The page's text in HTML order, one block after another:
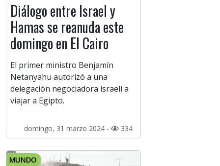
Diálogo entre Israel y
Hamas se reanuda este
domingo en El Cairo
El primer ministro Benjamín
Netanyahu autorizó a una
delegación negociadora israelí a
viajar a Egipto.
domingo, 31 marzo 2024 - 334
MUNDO